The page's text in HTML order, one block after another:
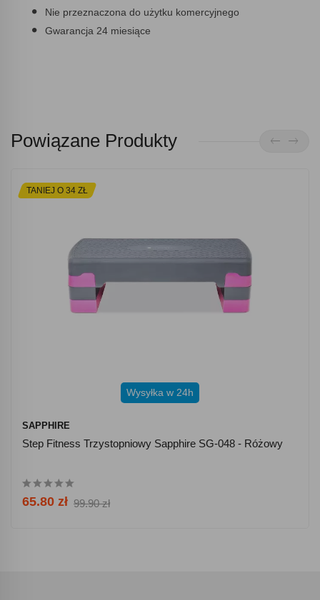
Nie przeznaczona do użytku komercyjnego
Gwarancja 24 miesiące
Powiązane Produkty
TANIEJ O 34 ZŁ
Wysyłka w 24h
SAPPHIRE
Step Fitness Trzystopniowy Sapphire SG-048 - Różowy
65.80 zł 99.90 zł